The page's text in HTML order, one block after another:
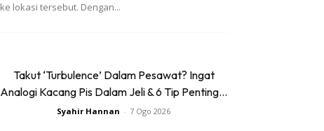
ke lokasi tersebut. Dengan...
Takut ‘Turbulence’ Dalam Pesawat? Ingat
Analogi Kacang Pis Dalam Jeli & 6 Tip Penting...
Syahir Hannan - 7 Ogo 2026